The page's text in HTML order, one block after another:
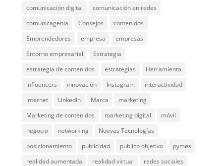
comunicación digital
comunicación en redes
comunicagenia
Consejos
contenidos
Emprendedores
empresa
empresas
Entorno empresarial
Estrategia
estrategia de contenidos
estrategias
Herramienta
influencers
innovación Instagram
interactividad
internet
LinkedIn Marca
marketing
Marketing de contenidos
marketing digital
móvil
negocio
networking
Nuevas Tecnologías
posicionamiento
publicidad publico objetivo
pymes
realidad aumentada
realidad virtual redes sociales